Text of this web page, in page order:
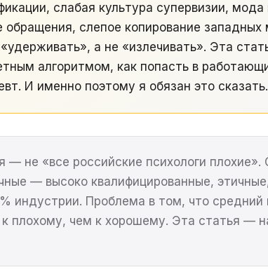
слабая культура супервизии,
обращения, слепое копирование западных
а не «излечивать». Эта
алгоритмом, как попасть в
И именно поэтому я обязан это сказать.
— не «все российские психологи плохие».
— высоко квалифицированные,
индустрии. Проблема в том, что средний
плохому, чем к хорошему. Эта статья —